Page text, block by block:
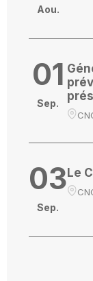
Aou.
01
Sep.
03
Sep.
Le